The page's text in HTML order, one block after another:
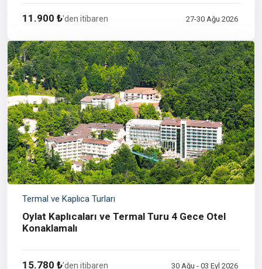
11.900 ₺'den itibaren 27-30 Ağu 2026
Termal ve Kaplıca Turları
Oylat Kaplıcaları ve Termal Turu 4 Gece Otel
Konaklamalı
15.780 ₺'den itibaren 30 Ağu - 03 Eyl 2026